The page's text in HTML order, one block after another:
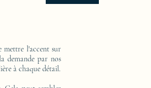
mettre l'accent sur
demande par nos
à chaque détail.